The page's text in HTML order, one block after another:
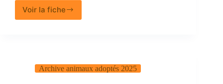
Voir la fiche
Viking
Archive animaux adoptés 2025